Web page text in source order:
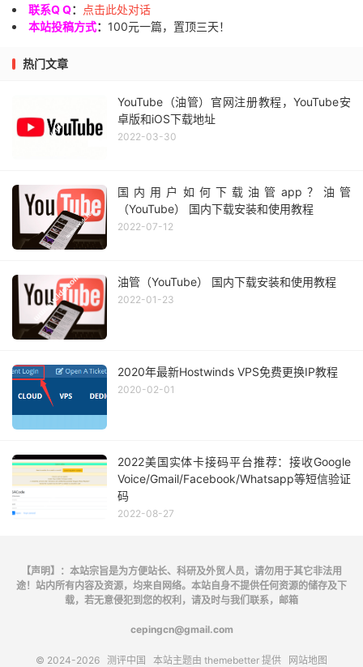
联系Q Q：
点击此处对话
本站投稿方式： 100元一篇，置顶三天！
热门文章
YouTube（油管）官网注册教程，YouTube安
卓版和iOS下载地址
2022-03-30
国内用户如何下载油管app？油管
（YouTube） 国内下载安装和使用教程
2022-07-12
油管（YouTube） 国内下载安装和使用教程
2022-01-23
2020年最新Hostwinds VPS免费更换IP教程
2020-02-01
2022美国实体卡接码平台推荐：接收Google
Voice/Gmail/Facebook/Whatsapp等短信验证
码
2022-08-27
【声明】：本站宗旨是为方便站长、科研及外贸人员，请勿用于其它非法用
途！站内所有内容及资源，均来自网络。本站自身不提供任何资源的储存及下
载，若无意侵犯到您的权利，请及时与我们联系，邮箱
cepingcn@gmail.com
© 2024-2026 测评中国 本站主题由 themebetter 提供 网站地图